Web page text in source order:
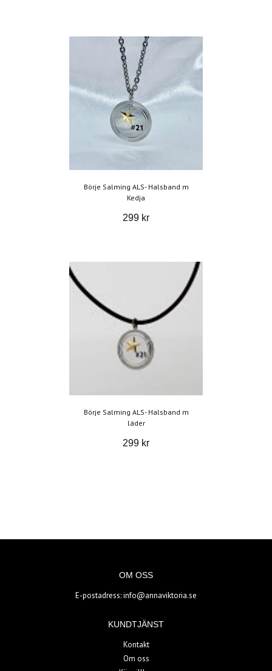
Börje Salming ALS- Halsband m
Kedja
299 kr
Börje Salming ALS- Halsband m
läder
299 kr
OM OSS
E-postadress:info@annaviktoria.se
KUNDTJÄNST
Kontakt
Om oss